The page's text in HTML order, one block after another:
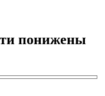
понижены